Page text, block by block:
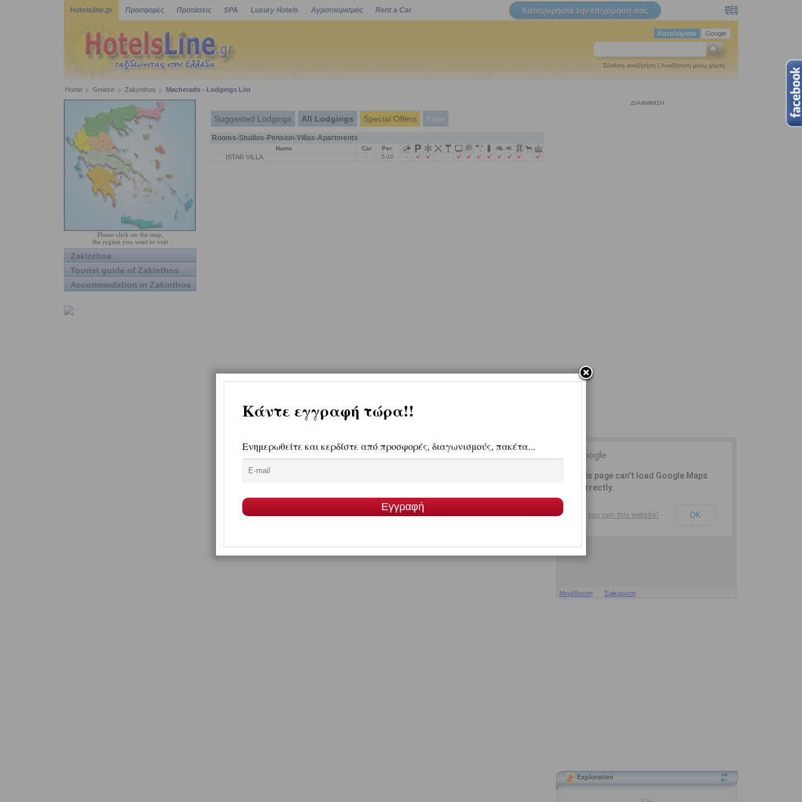
Hotelsline.gr Προσφορές Προτάσεις SPA Luxury Hotels Αγροτουρισμός Rent a Car Καταχωρήστε την επιχείρησή σας
Google
Καταλύματα
Σύνθετη αναζήτηση | Αναζήτηση μέσω χάρτη
Home Greece Zakynthos Macherado - Lodgings List
Please click on the map,
the region you want to visit
Zakinthos
Tourist guide of Zakinthos
Accommodation in Zakinthos
Suggested Lodgings All Lodgings Special Offers Price
Rooms-Studios-Pension-Villas-Apartments
Name Cat Per.
ISTAR VILLA - 5-10 -
ΔΙΑΦΗΜΙΣΗ
Μεγέθυνση Σμίκρυνση
Exploration